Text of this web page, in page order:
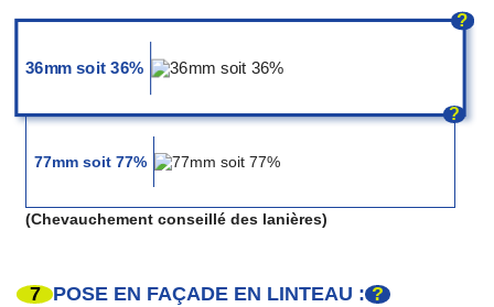
36mm soit 36%
?
77mm soit 77%
?
(Chevauchement conseillé des lanières)
7 POSE EN FAÇADE EN LINTEAU : ?